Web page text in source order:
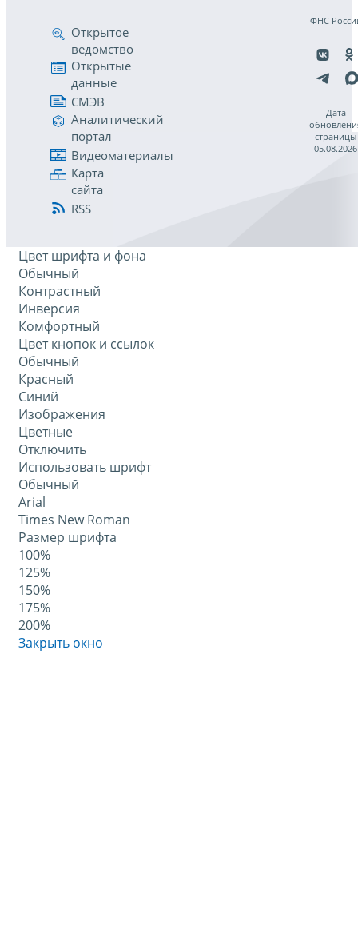
Открытое
ведомство
Открытые
данные
СМЭВ
Аналитический
портал
Видеоматериалы
Карта
сайта
RSS
ФНС
Дата
страницы
05.08.2026
Цвет шрифта и фона
Обычный
Контрастный
Инверсия
Комфортный
Цвет кнопок и ссылок
Обычный
Красный
Синий
Изображения
Цветные
Отключить
Использовать шрифт
Обычный
Arial
Times New Roman
Размер шрифта
100%
125%
150%
175%
200%
Закрыть окно